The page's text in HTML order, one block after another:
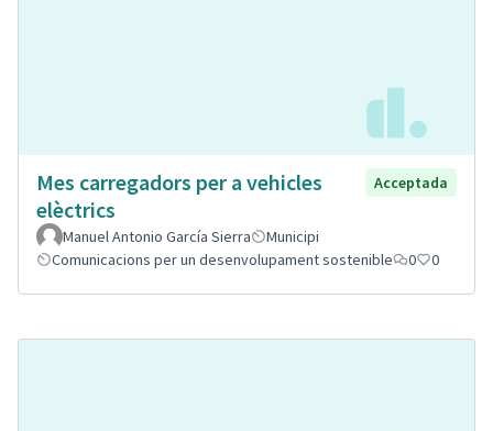
Mes carregadors per a vehicles
elèctrics
Acceptada
Manuel Antonio García Sierra
Municipi
Comunicacions per un desenvolupament sostenible
0 0